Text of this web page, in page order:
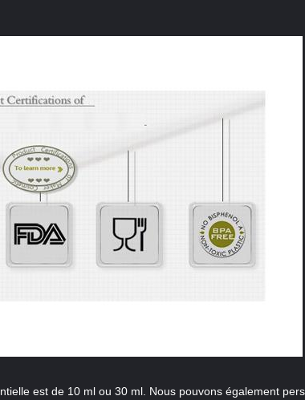
est de 10 ml ou 30 ml. Nous pouvons également